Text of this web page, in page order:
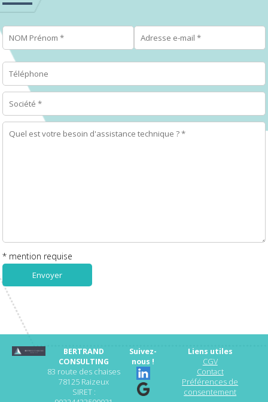
* mention requise
Envoyer
BERTRAND
CONSULTING
83 route des chaises
78125 Raizeux
SIRET :
Suivez-
nous !
Liens utiles
CGV
Contact
Préférences de
consentement